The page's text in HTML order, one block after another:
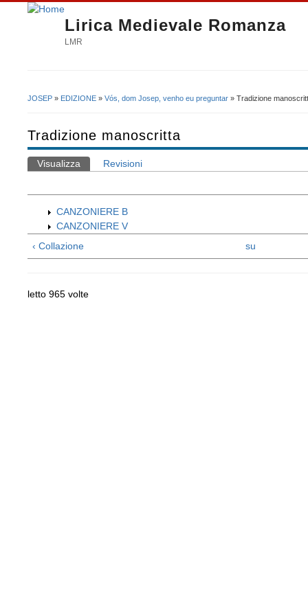
Lirica Medievale Romanza
LMR
JOSEP » EDIZIONE » Vós, dom Josep, venho eu preguntar » Tradizione
Tradizione manoscritta
Schede primarie
Visualizza (scheda attiva)
Revisioni
CANZONIERE B
CANZONIERE V
‹ Collazione
su
letto 965 volte